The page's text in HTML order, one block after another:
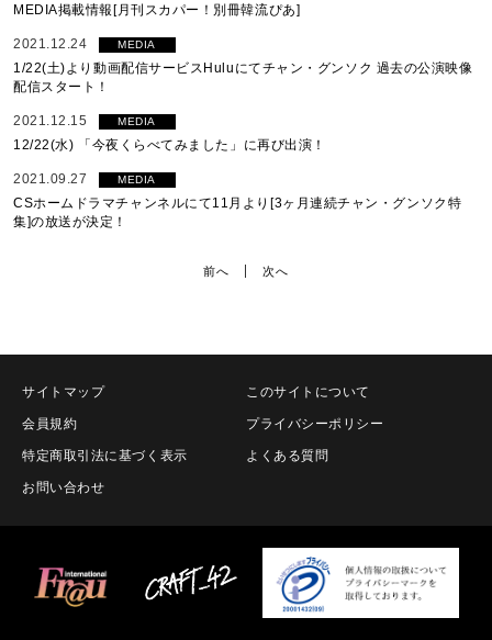
MEDIA掲載情報[月刊スカパー！別冊韓流ぴあ]
2021.12.24 MEDIA
1/22(土)より動画配信サービスHuluにてチャン・グンソク 過去の公演映像
配信スタート！
2021.12.15 MEDIA
12/22(水) 「今夜くらべてみました」に再び出演！
2021.09.27 MEDIA
CSホームドラマチャンネルにて11月より[3ヶ月連続チャン・グンソク特
集]の放送が決定！
前へ 次へ
サイトマップ このサイトについて
会員規約 プライバシーポリシー
特定商取引法に基づく表示 よくある質問
お問い合わせ